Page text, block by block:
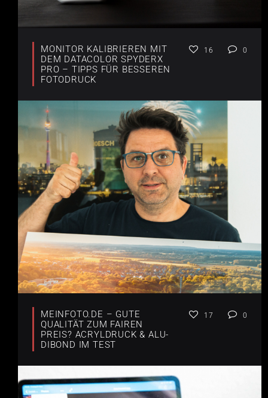
MONITOR KALIBRIEREN MIT
DEM DATACOLOR SPYDERX
PRO – TIPPS FÜR BESSEREN
FOTODRUCK
16 0
MEINFOTO.DE – GUTE
QUALITÄT ZUM FAIREN
PREIS? ACRYLDRUCK & ALU-
DIBOND IM TEST
17 0